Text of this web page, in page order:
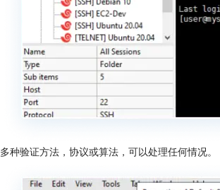
多种验证方法，协议或算法，可以处理任何情况。